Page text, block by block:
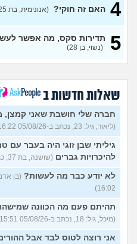
מפנטז על חבר טוב שלי
האם חוויתי תקיפה מינית?
(רוויטל, בת 24)
בנות,אתן הייתן "מסדרות" את
אח שלכם במצב כזה?
(לוחם שקרוב ל'חרור, בן 21)
מסאג׳יסט מעורער
(מסאג׳יסט מעורער, בן 26)
אנחנו מקיימים יחסים עם
בגדים וזה לא מפריע לבעלי,
מה לעשות?
(דיאנה, בת 42)
מחזור לאחר כמה שעות, זה
בטוח?
(שלומי, בן 21)
4 האם זה חוקי? (אנונימית, בת 25)
5 תדירות סקס, מה אפשר
(נשוי, בן 28)
שאלות חדשות ב
חברה שלי חושבת שאני קמצן,
(ליאור, גיל: 23, נכתב ב-05/08/26 16:22)
גיליתי שבן זוגי היה בעבר עם
להיכרויות גברים (שושנה, בת 37, כתבה ב-05/08/26 16:13)
לא יודע כבר מה לעשות?
16:02)
תהיתם פעם מה הכוונה
(מיכל, גיל: 18, נכתב ב-05/08/26 15:51)
אני רוצה לטוס לבד אבל